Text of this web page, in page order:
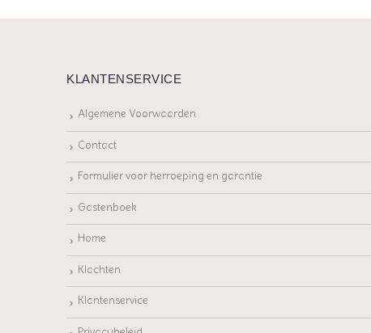
KLANTENSERVICE
Algemene Voorwaarden
Contact
Formulier voor herroeping en garantie
Gastenboek
Home
Klachten
Klantenservice